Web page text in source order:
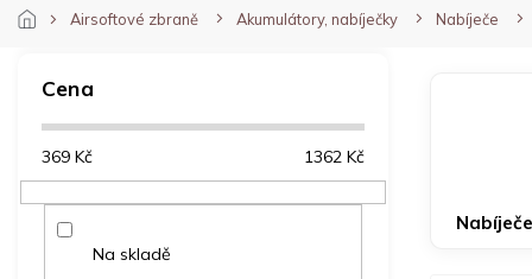
Airsoftové zbraně Akumulátory, nabíječky Nabíječe
a
Cena
369 Kč 1362 Kč
Na skladě